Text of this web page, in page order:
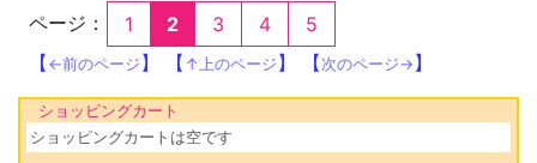
ページ： 1 2 3 4
5
【←前のページ】 【 ↑上のページ】 【次のページ→】
ショッピングカート
ショッピングカートは空です